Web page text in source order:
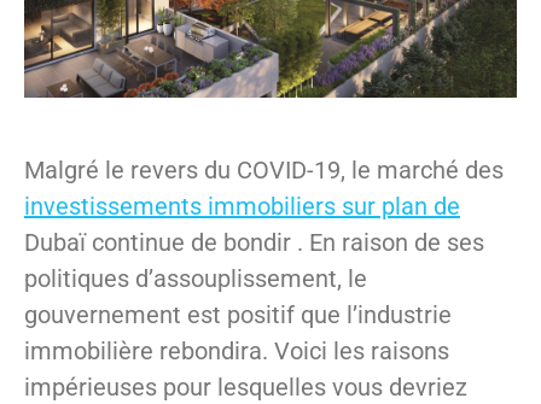
Malgré le revers du COVID-19, le marché des
investissements immobiliers sur plan de
Dubaï continue de bondir . En raison de ses
politiques d’assouplissement, le
gouvernement est positif que l’industrie
immobilière rebondira. Voici les raisons
impérieuses pour lesquelles vous devriez